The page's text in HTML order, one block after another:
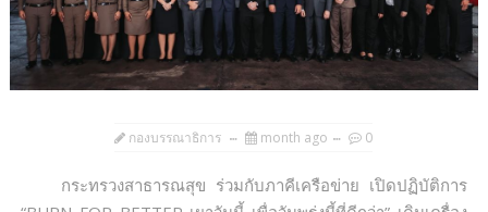
กองบรรณาธิการ month ago 0
กระทรวงสาธารณสุข ร่วมกับภาคีเครือข่าย เปิดปฏิบัติการ